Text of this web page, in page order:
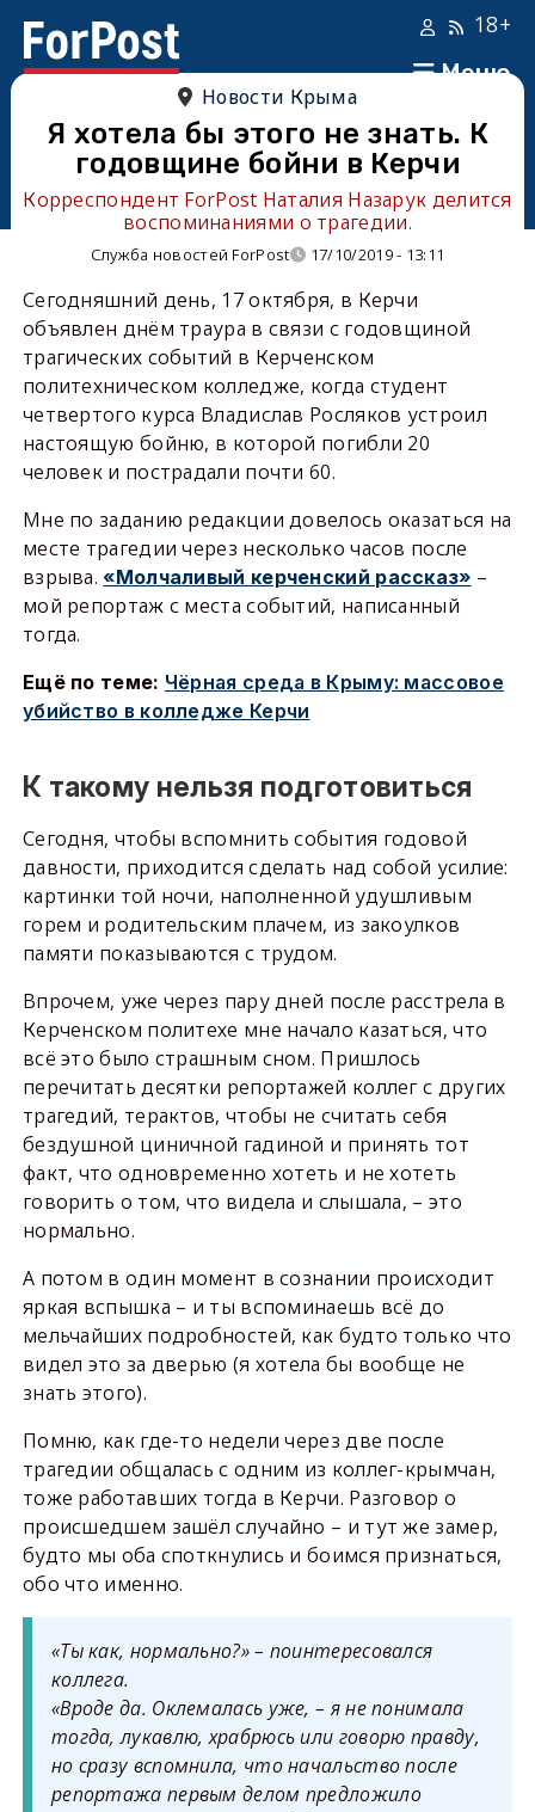
Меню
18+
Новости Крыма
Я хотела бы этого не знать. К
годовщине бойни в Керчи
Корреспондент ForPost Наталия Назарук делится
воспоминаниями о трагедии.
Служба новостей ForPost 17/10/2019 - 13:11
Сегодняшний день, 17 октября, в Керчи
объявлен днём траура в связи с годовщиной
трагических событий в Керченском
политехническом колледже, когда студент
четвертого курса Владислав Росляков устроил
настоящую бойню, в которой погибли 20
человек и пострадали почти 60.
Мне по заданию редакции довелось оказаться на
месте трагедии через несколько часов после
взрыва.«Молчаливый керченский рассказ» –
мой репортаж с места событий, написанный
тогда.
Ещё по теме: Чёрная среда в Крыму: массовое
убийство в колледже Керчи
К такому нельзя подготовиться
Сегодня, чтобы вспомнить события годовой
давности, приходится сделать над собой усилие:
картинки той ночи, наполненной удушливым
горем и родительским плачем, из закоулков
памяти показываются с трудом.
Впрочем, уже через пару дней после расстрела в
Керченском политехе мне начало казаться, что
всё это было страшным сном. Пришлось
перечитать десятки репортажей коллег с других
трагедий, терактов, чтобы не считать себя
бездушной циничной гадиной и принять тот
факт, что одновременно хотеть и не хотеть
говорить о том, что видела и слышала, – это
нормально.
А потом в один момент в сознании происходит
яркая вспышка – и ты вспоминаешь всё до
мельчайших подробностей, как будто только что
видел это за дверью (я хотела бы вообще не
знать этого).
Помню, как где-то недели через две после
трагедии общалась с одним из коллег-крымчан,
тоже работавших тогда в Керчи. Разговор о
происшедшем зашёл случайно – и тут же замер,
будто мы оба споткнулись и боимся признаться,
обо что именно.
«Ты как, нормально?» – поинтересовался
коллега.
«Вроде да. Оклемалась уже, – я не понимала
тогда, лукавлю, храбрюсь или говорю правду,
но сразу вспомнила, что начальство после
репортажа первым делом предложило